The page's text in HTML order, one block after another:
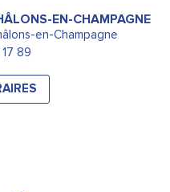
EN-CHAMPAGNE
en-Champagne
89